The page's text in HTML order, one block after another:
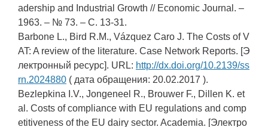
adership and Industrial Growth // Economic Journal. –
1963. – № 73. – С. 13-31.
Barbone L., Bird R.M., Vázquez Caro J. The Costs of V
AT: A review of the literature. Case Network Reports. [Э
лектронный ресурс]. URL: http://dx.doi.org/10.2139/ss
rn.2024880 ( дата обращения: 20.02.2017 ).
Bezlepkina I.V., Jongeneel R., Brouwer F., Dillen K. et
al. Costs of compliance with EU regulations and comp
etitiveness of the EU dairy sector. Academia. [Электро